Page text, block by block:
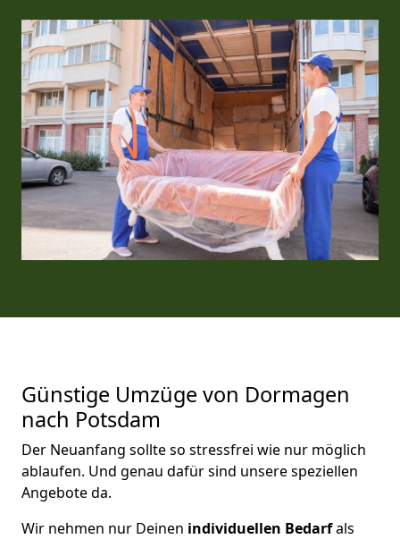
Günstige Umzüge von Dormagen
nach Potsdam
Der Neuanfang sollte so stressfrei wie nur möglich
ablaufen. Und genau dafür sind unsere speziellen
Angebote da.
Wir nehmen nur Deinen individuellen Bedarfals